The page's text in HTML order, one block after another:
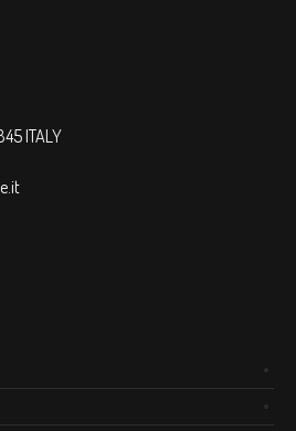
ITALY